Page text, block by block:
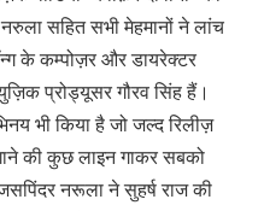
सहित सभी मेहमानों ने लांच
के कम्पोज़र और डायरेक्टर
प्रोड्यूसर गौरव सिंह हैं।
भी किया है जो जल्द रिलीज़
की कुछ लाइन गाकर सबको
नरूला ने सुहर्ष राज की